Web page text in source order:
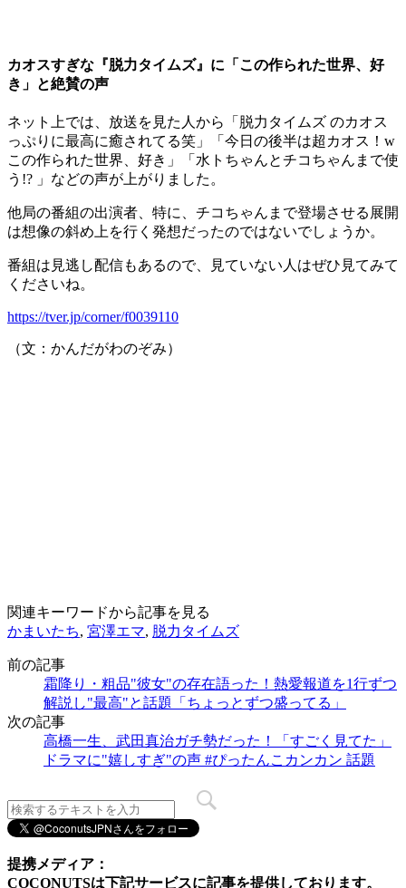
カオスすぎな『脱力タイムズ』に「この作られた世界、好
き」と絶賛の声
ネット上では、放送を見た人から「脱力タイムズ のカオス
っぷりに最高に癒されてる笑」「今日の後半は超カオス！w
この作られた世界、好き」「水トちゃんとチコちゃんまで使
う!? 」などの声が上がりました。
他局の番組の出演者、特に、チコちゃんまで登場させる展開
は想像の斜め上を行く発想だったのではないでしょうか。
番組は見逃し配信もあるので、見ていない人はぜひ見てみて
くださいね。
https://tver.jp/corner/f0039110
（文：かんだがわのぞみ）
関連キーワードから記事を見る
かまいたち, 宮澤エマ, 脱力タイムズ
前の記事
霜降り・粗品"彼女"の存在語った！熱愛報道を1行ずつ
解説し"最高"と話題「ちょっとずつ盛ってる」
次の記事
高橋一生、武田真治ガチ勢だった！「すごく見てた」
ドラマに"嬉しすぎ"の声 #ぴったんこカンカン 話題
提携メディア：
COCONUTSは下記サービスに記事を提供しております。